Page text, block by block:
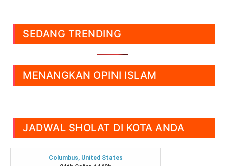
SEDANG TRENDING
MENANGKAN OPINI ISLAM
JADWAL SHOLAT DI KOTA ANDA